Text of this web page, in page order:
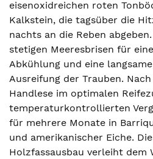
eisenoxidreichen roten
Kalkstein, die tagsüber die
nachts an die Reben
stetigen Meeresbrisen für
Abkühlung und eine
Ausreifung der Trauben.
Handlese im optimalen
temperaturkontrollierten
für mehrere Monate in
und amerikanischer Eiche.
Holzfassausbau verleiht dem